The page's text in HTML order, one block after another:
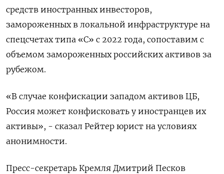
средств иностранных инвесторов,
замороженных в локальной инфраструктуре на
спецсчетах типа «С» с 2022 года, сопоставим с
объемом замороженных российских активов за
рубежом.
«В случае конфискации западом активов ЦБ,
Россия может конфисковать у иностранцев их
активы», - сказал Рейтер юрист на условиях
анонимности.
Пресс-секретарь Кремля Дмитрий Песков